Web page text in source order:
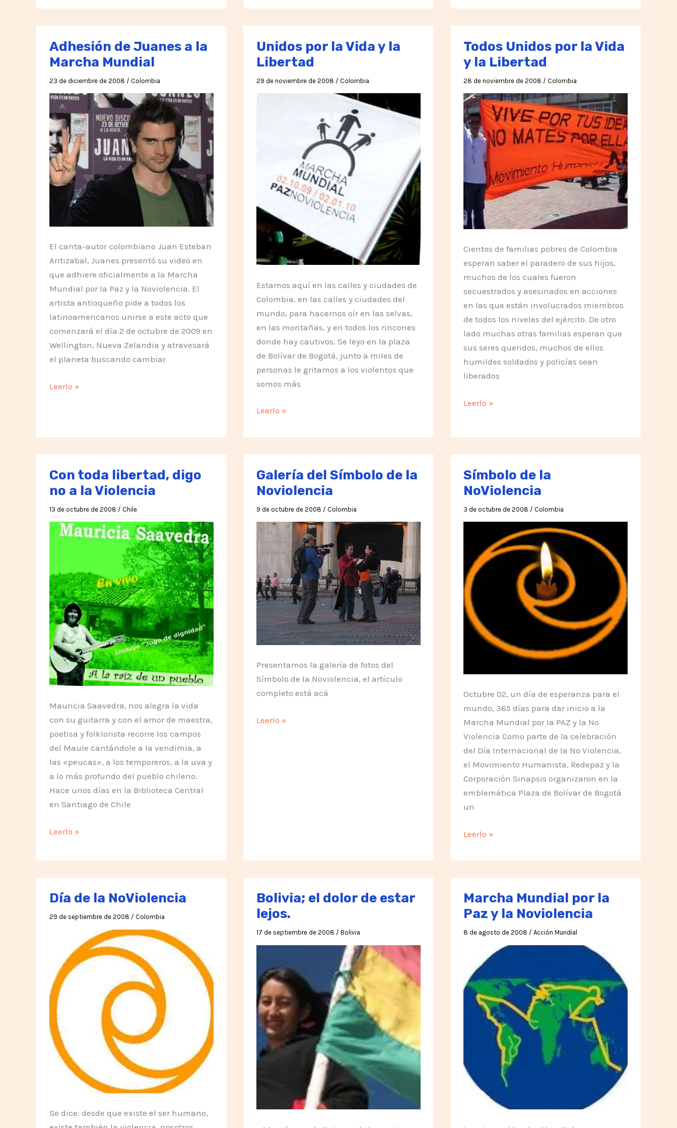
Paz
huelga
de
por
relevos
que
duró
300
días
Adhesión de Juanes a la
Marcha Mundial
23 de diciembre de 2008 / Colombia
El canta-autor colombiano Juan Esteban
Aritizabal, Juanes presentó su video en
que adhiere oficialmente a la Marcha
Mundial por la Paz y la Noviolencia. El
artista antioqueño pide a todos los
latinoamericanos unirse a este acto que
comenzará el día 2 de octubre de 2009 en
Wellington, Nueva Zelandia y atravesará
el planeta buscando cambiar
Adhesión
Marcha
Mundial
Leerlo »
Unidos por la Vida y la
Libertad
29 de noviembre de 2008 / Colombia
Estamos aquí en las calles y ciudades de
Colombia, en las calles y ciudades del
mundo, para hacernos oír en las selvas,
en las montañas, y en todos los rincones
donde hay cautivos. Se leyo en la plaza
de Bolívar de Bogotá, junto a miles de
personas le gritamos a los violentos que
somos más
Unidos
la
Vida
la
Libertad
Leerlo »
Todos Unidos por la Vida
y la Libertad
28 de noviembre de 2008 / Colombia
Cientos de familias pobres de Colombia
esperan saber el paradero de sus hijos,
muchos de los cuales fueron
secuestrados y asesinados en acciones
en las que están involucrados miembros
de todos los niveles del ejército. De otro
lado muchas otras familias esperan que
sus seres queridos, muchos de ellos
humildes soldados y policías sean
liberados
Todos
y
la
Leerlo »
Con toda libertad, digo
no a la Violencia
13 de octubre de 2008 / Chile
Mauricia Saavedra, nos alegra la vida
con su guitarra y con el amor de maestra,
poetisa y folklorista recorre los campos
del Maule cantándole a la vendimia, a
las «peucas», a los temporeros, a la uva y
a lo más profundo del pueblo chileno.
Hace unos días en la Biblioteca Central
en Santiago de Chile
Con
libertad,
a
la
Leerlo »
Galería del Símbolo de la
Noviolencia
9 de octubre de 2008 / Colombia
Presentamos la galería de fotos del
Símbolo de la Noviolencia, el artículo
completo está acá
Galería
Leerlo »
Símbolo de la
NoViolencia
3 de octubre de 2008 / Colombia
Octubre 02, un día de esperanza para el
mundo, 365 días para dar inicio a la
Marcha Mundial por la PAZ y la No
Violencia Como parte de la celebración
del Día Internacional de la No Violencia,
el Movimiento Humanista, Redepaz y la
Corporación Sinapsis organizaron en la
emblemática Plaza de Bolívar de Bogotá
un
Símbolo
la
NoViolencia
Leerlo »
Día de la NoViolencia
29 de septiembre de 2008 / Colombia
Se dice: desde que existe el ser humano,
Bolivia; el dolor de estar
lejos.
17 de septiembre de 2008 / Bolivia
Marcha Mundial por la
Paz y la Noviolencia
8 de agosto de 2008 /Acción Mundial